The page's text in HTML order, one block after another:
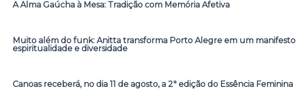
A Alma Gaúcha à Mesa: Tradição com Memória Afetiva
Muito além do funk: Anitta transforma Porto Alegre em um manifesto
espiritualidade e diversidade
Canoas receberá, no dia 11 de agosto, a 2ª edição do Essência Feminina